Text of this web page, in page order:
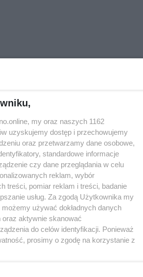
regulamin
reklama
redakcja
pliki cookies
prywatność
my oraz naszych 1162
uzyskujemy dostęp i przechowujemy
oraz przetwarzamy dane osobowe,
standardowe informacje
czy dane przeglądania w celu
reklam, wybór
treści, pomiar reklam i treści, badanie
usług. Za zgodą Użytkownika my
używać dokładnych danych
aktywnie skanować
do celów identyfikacji. Ponieważ
prosimy o zgodę na korzystanie z